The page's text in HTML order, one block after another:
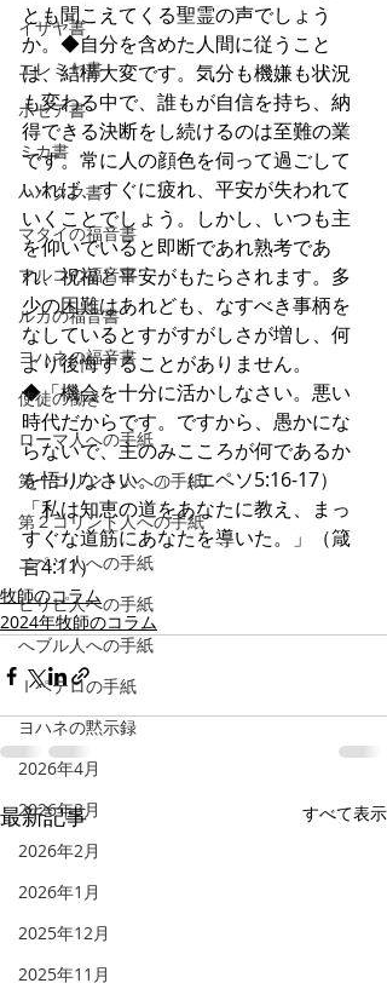
イザヤ書
エレミヤ書
ホセア書
ミカ書
ハバクク書
マタイの福音書
マルコの福音書
ルカの福音書
ヨハネの福音書
使徒の働き
ローマ人への手紙
第一コリント人への手紙
第２コリント人への手紙
エペソ人への手紙
ピリピ人への手紙
へブル人への手紙
Ⅰペテロの手紙
ヨハネの黙示録
2026年4月
2026年3月
2026年2月
2026年1月
2025年12月
2025年11月
とも聞こえてくる聖霊の声でしょう
か。◆自分を含めた人間に従うこと
は、結構大変です。気分も機嫌も状況
も変わる中で、誰もが自信を持ち、納
得できる決断をし続けるのは至難の業
です。常に人の顔色を伺って過ごして
いれば、すぐに疲れ、平安が失われて
いくことでしょう。しかし、いつも主
を仰いでいると即断であれ熟考であ
れ、祝福と平安がもたらされます。多
少の困難はあれども、なすべき事柄を
なしているとすがすがしさが増し、何
より後悔することがありません。
◆「機会を十分に活かしなさい。悪い
時代だからです。ですから、愚かにな
らないで、主のみこころが何であるか
を悟りなさい。」（エペソ5:16-17）
「私は知恵の道をあなたに教え、まっ
すぐな道筋にあなたを導いた。」（箴
言4:11）
牧師のコラム
2024年牧師のコラム
最新記事 すべて表示